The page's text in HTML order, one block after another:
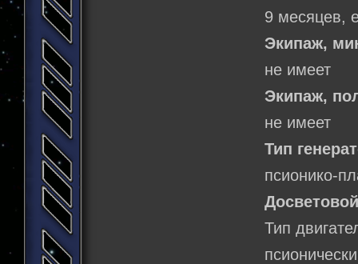
9 месяцев,
Экипаж,
не имеет
Экипаж,
не имеет
Тип
псионико-
Тип